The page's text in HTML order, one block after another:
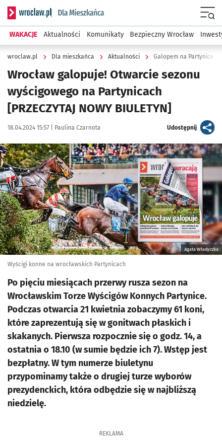
Serwis informacyjny wroclaw.pl podserwis: Dla mieszkańca
WAKACJE Aktualności Komunikaty Bezpieczny Wrocław
wroclaw.pl Dla mieszkańca Aktualności Galopem na Partynice -
Wrocław galopuje! Otwarcie sezonu
wyścigowego na Partynicach
[PRZECZYTAJ NOWY BIULETYN]
Data publikacji:
18.04.2024 15:57 | Autor:
Paulina Czarnota Udostępnijartykuł
Kliknij, aby powiększyć
Agata Władyczka
Wyścigi konne na wrocławskich Partynicach
Po pięciu miesiącach przerwy rusza sezon na
Wrocławskim Torze Wyścigów Konnych Partynice.
Podczas otwarcia 21 kwietnia zobaczymy 61 koni,
które zaprezentują się w gonitwach płaskich i
skakanych. Pierwsza rozpocznie się o godz. 14, a
ostatnia o 18.10 (w sumie będzie ich 7). Wstęp jest
bezpłatny. W tym numerze biuletynu
przypominamy także o drugiej turze wyborów
prezydenckich, która odbędzie się w najbliższą
niedzielę.
REKLAMA